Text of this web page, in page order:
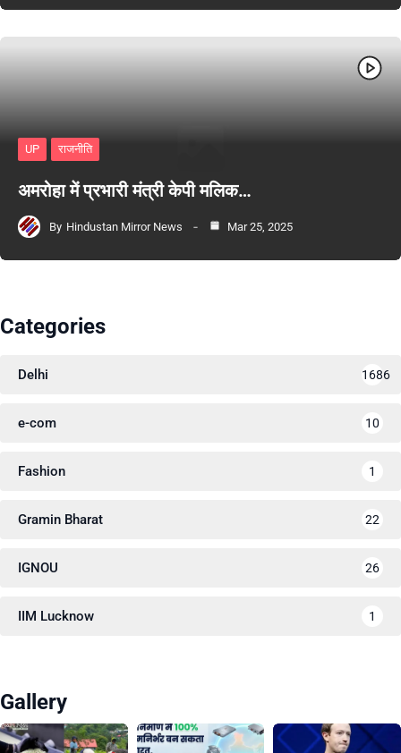
UP राजनीति
अमरोहा में प्रभारी मंत्री केपी मलिक…
By Hindustan Mirror News Mar 25, 2025
Categories
Delhi 1686
e-com 10
Fashion 1
Gramin Bharat 22
IGNOU 26
IIM Lucknow 1
Gallery